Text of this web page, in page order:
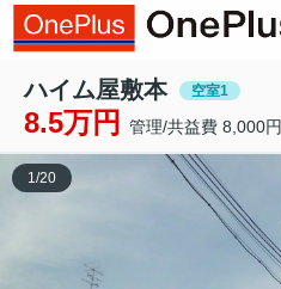
ハイム屋敷本 空室1
8.5万円 管理/共益費 8,000円
1/20